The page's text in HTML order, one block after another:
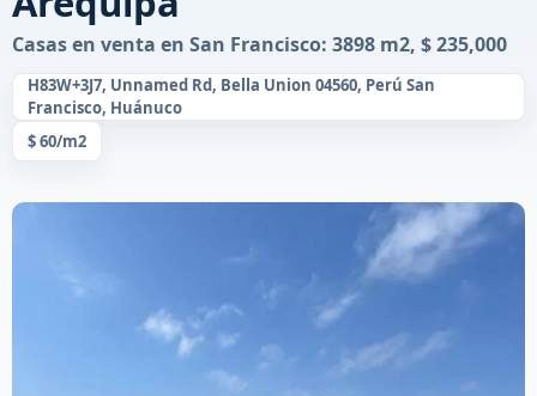
Casas en venta en San Francisco: 3898 m2, $ 235,000
H83W+3J7, Unnamed Rd, Bella Union 04560, Perú San
Francisco, Huánuco
$ 60/m2